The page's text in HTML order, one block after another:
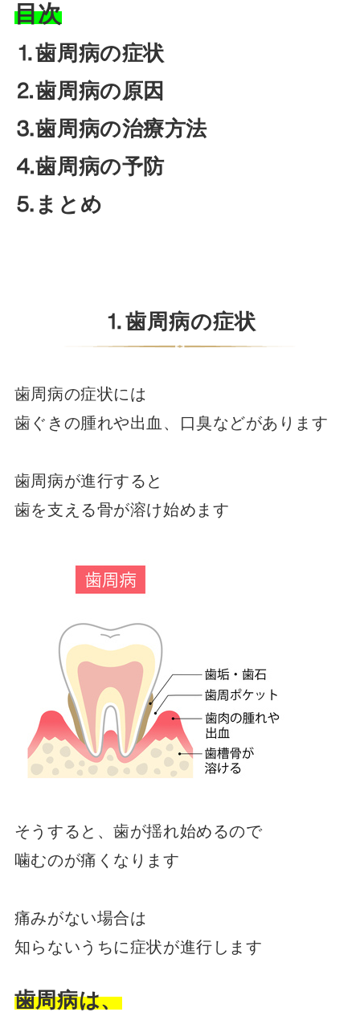
目次
⒈歯周病の症状
⒉歯周病の原因
⒊歯周病の治療方法
⒋歯周病の予防
⒌まとめ
⒈歯周病の症状
歯周病の症状には
歯ぐきの腫れや出血、口臭などがあります
歯周病が進行すると
歯を支える骨が溶け始めます
そうすると、歯が揺れ始めるので
噛むのが痛くなります
痛みがない場合は
知らないうちに症状が進行します
歯周病は、